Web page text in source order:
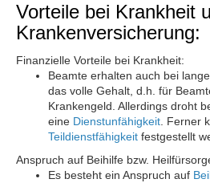
Vorteile bei Krankheit
Krankenversicherung:
Finanzielle Vorteile bei Krankheit:
Beamte erhalten auch bei
das volle Gehalt, d.h. für
Krankengeld. Allerdings droht
eine Dienstunfähigkeit. Ferner
Teildienstfähigkeitfestgestellt
Anspruch auf Beihilfe bzw.
Es besteht ein Anspruch auf